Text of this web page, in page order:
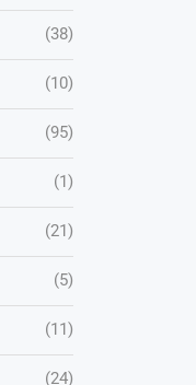
(38)
(10)
(95)
(1)
(21)
(5)
(11)
(24)